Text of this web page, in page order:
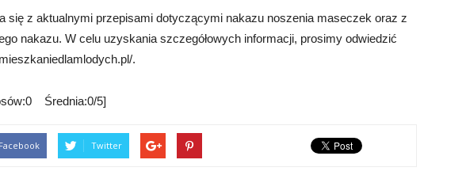
się z aktualnymi przepisami dotyczącymi nakazu noszenia maseczek oraz z
nakazu. W celu uzyskania szczegółowych informacji, prosimy odwiedzić
.
Średnia:0/5]
Facebook Twitter